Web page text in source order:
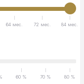
64 мес. 72 мес. 84 мес.
60 % 70 % 80 %